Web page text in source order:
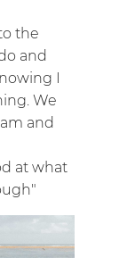
the
and
I
We
and
at what
"